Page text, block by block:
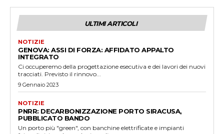
ULTIMI ARTICOLI
NOTIZIE
GENOVA: ASSI DI FORZA: AFFIDATO APPALTO
INTEGRATO
Ci occuperemo della progettazione esecutiva e dei lavori dei nuovi
tracciati. Previsto il rinnovo...
9 Gennaio 2023
NOTIZIE
PNRR: DECARBONIZZAZIONE PORTO SIRACUSA,
PUBBLICATO BANDO
Un porto più "green", con banchine elettrificate e impianti